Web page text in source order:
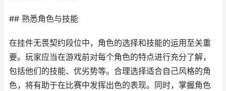
## 熟悉角色与技能
在挂件无畏契约段位中，角色的选择和技能的运用至关重
要。玩家应当在游戏前对每个角色的特点进行充分了解，
包括他们的技能、优劣势等。合理选择适合自己风格的角
色，将有助于在比赛中发挥出色的表现。同时，掌握角色